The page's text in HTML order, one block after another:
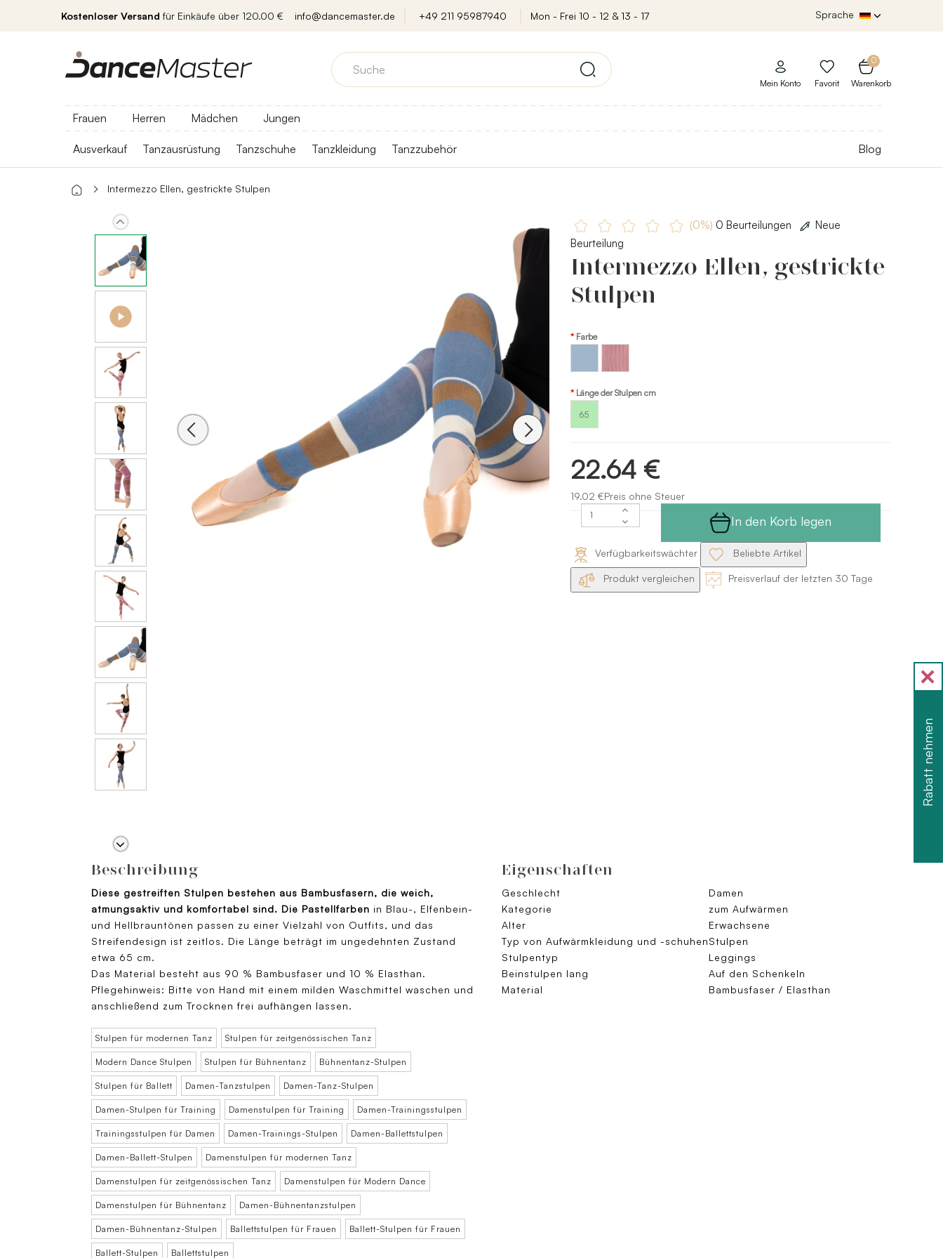
Kostenloser Versand für Einkäufe über 120.00 € info@dancemaster.de +49 211 95987940 Mon - Frei 10 - 12 & 13 - 17 Sprache
0
Warenkorb
Mein Konto Favorit
Frauen Herren Mädchen Jungen
Ausverkauf Tanzausrüstung Tanzschuhe Tanzkleidung Tanzzubehör Blog
Intermezzo Ellen, gestrickte Stulpen
(0%) 0 Beurteilungen
Neue
Beurteilung
Intermezzo Ellen, gestrickte
Stulpen
Farbe
light
blue
Länge der Stulpen cm
65
22.64 €
19.02 €Preis ohne Steuer
In den Korb legen
Verfügbarkeitswächter Beliebte Artikel
Produkt vergleichen Preisverlauf der letzten 30 Tage
Beschreibung
Diese gestreiften Stulpen bestehen aus Bambusfasern, die weich,
atmungsaktiv und komfortabel sind. Die Pastellfarben in Blau-, Elfenbein-
und Hellbrauntönen passen zu einer Vielzahl von Outfits, und das
Streifendesign ist zeitlos. Die Länge beträgt im ungedehnten Zustand
etwa 65 cm.
Das Material besteht aus 90 % Bambusfaser und 10 % Elasthan.
Pflegehinweis: Bitte von Hand mit einem milden Waschmittel waschen und
anschließend zum Trocknen frei aufhängen lassen.
Stulpen für modernen Tanz Stulpen für zeitgenössischen Tanz
Modern Dance Stulpen Stulpen für Bühnentanz Bühnentanz-Stulpen
Stulpen für Ballett Damen-Tanzstulpen Damen-Tanz-Stulpen
Damen-Stulpen für Training Damenstulpen für Training Damen-Trainingsstulpen
Trainingsstulpen für Damen Damen-Trainings-Stulpen Damen-Ballettstulpen
Damen-Ballett-Stulpen Damenstulpen für modernen Tanz
Damenstulpen für zeitgenössischen Tanz Damenstulpen für Modern Dance
Damenstulpen für Bühnentanz Damen-Bühnentanzstulpen
Damen-Bühnentanz-Stulpen Ballettstulpen für Frauen Ballett-Stulpen für Frauen
Ballett-Stulpen Ballettstulpen
Eigenschaften
Geschlecht
Damen
Kategorie
zum Aufwärmen
Alter
Erwachsene
Typ von Aufwärmkleidung und -schuhenStulpen
Stulpentyp
Leggings
Beinstulpen lang
Auf den Schenkeln
Material
Bambusfaser / Elasthan
Rabatt nehmen